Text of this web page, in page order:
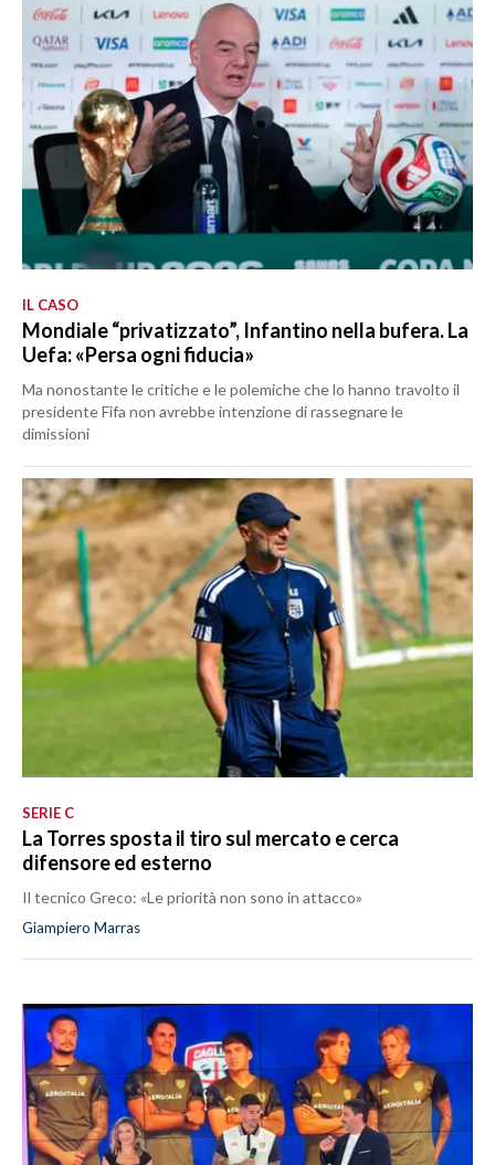
IL CASO
Mondiale “privatizzato”, Infantino nella bufera. La
Uefa: «Persa ogni fiducia»
Ma nonostante le critiche e le polemiche che lo hanno travolto il
presidente Fifa non avrebbe intenzione di rassegnare le
dimissioni
SERIE C
La Torres sposta il tiro sul mercato e cerca
difensore ed esterno
Il tecnico Greco: «Le priorità non sono in attacco»
Giampiero Marras